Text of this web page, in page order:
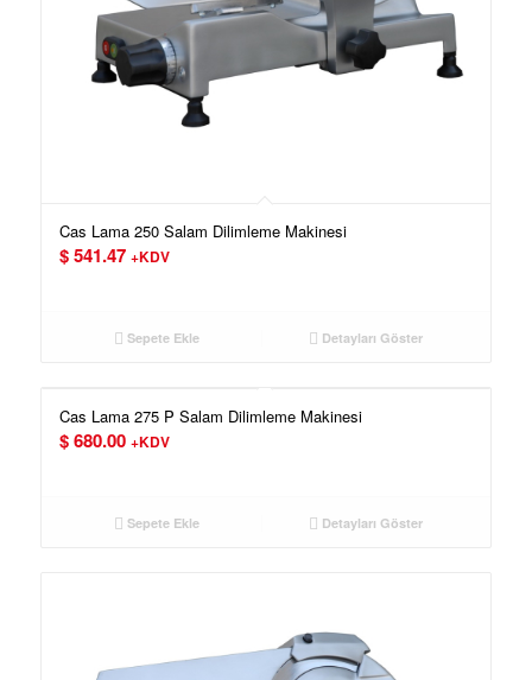
Cas Lama 250 Salam Dilimleme Makinesi
$541.47 +KDV
Sepete Ekle Detayları Göster
Cas Lama 275 P Salam Dilimleme Makinesi
$680.00 +KDV
Sepete Ekle Detayları Göster